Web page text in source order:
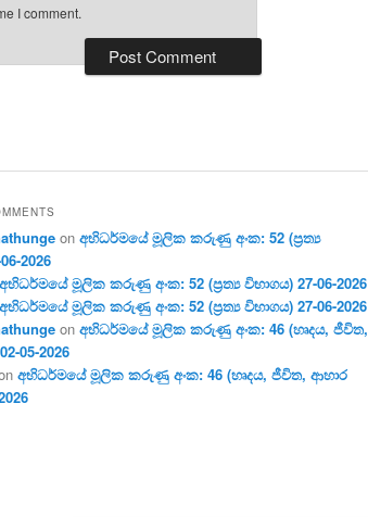
I comment.
onඅභිධර්මයේ මූලික කරුණු අංක: 52 (ප්‍ර‍ත්‍ය
2026
අභිධර්මයේ මූලික කරුණු අංක: 52 (ප්‍ර‍ත්‍ය විභාගය) 27-06-2026
අභිධර්මයේ මූලික කරුණු අංක: 52 (ප්‍ර‍ත්‍ය විභාගය) 27-06-2026
onඅභිධර්මයේ මූලික කරුණු අංක: 46 (හෘදය, ජීවිත,
05-2026
අභිධර්මයේ මූලික කරුණු අංක: 46 (හෘදය, ජීවිත, ආහාර